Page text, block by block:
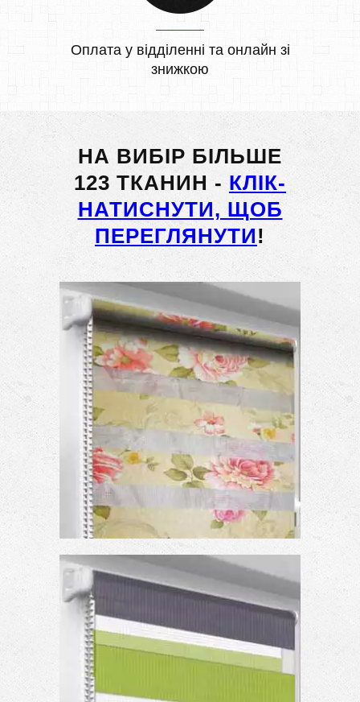
Оплата у відділенні та онлайн зі
знижкою
НА ВИБІР БІЛЬШЕ
123 ТКАНИН - КЛІК-
НАТИСНУТИ, ЩОБ
ПЕРЕГЛЯНУТИ!